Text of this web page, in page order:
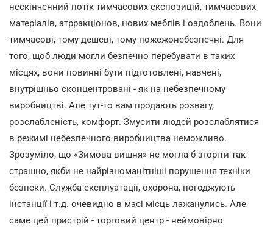
нескінченний потік тимчасових експозицій, тимчасових
матеріалів, атрракціонов, нових меблів і оздоблень. Вони
тимчасові, тому дешеві, тому пожежонебезпечні. Для
того, щоб люди могли безпечно перебувати в таких
місцях, вони повинні бути підготовлені, навчені,
внутрішньо сконцентровані - як на небезпечному
виробництві. Але тут-то вам продають розвагу,
розслабленість, комфорт. Змусити людей розслаблятися
в режимі небезпечного виробництва неможливо.
Зрозуміло, що «Зимова вишня» не могла б згоріти так
страшно, якби не найрізноманітніші порушення техніки
безпеки. Служба експлуатації, охорона, погоджують
інстанції і т.д. очевидно в масі місць лажанулись. Але
саме цей пристрій - торговий центр - неймовірно